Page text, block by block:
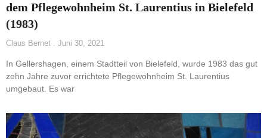
dem Pflegewohnheim St. Laurentius in Bielefeld
(1983)
Claus Bernet Juni 30, 2021
In Gellershagen, einem Stadtteil von Bielefeld, wurde 1983 das gut
zehn Jahre zuvor errichtete Pflegewohnheim St. Laurentius
umgebaut. Es war